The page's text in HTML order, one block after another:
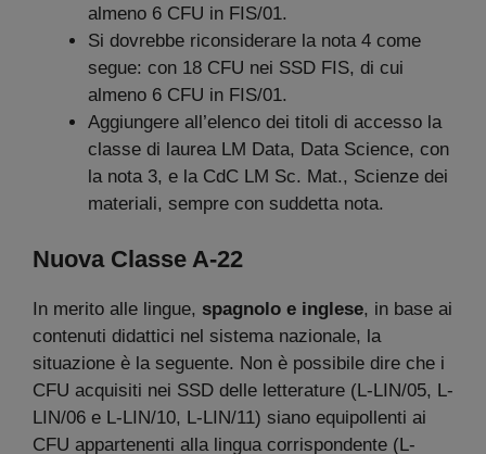
almeno 6 CFU in FIS/01.
Si dovrebbe riconsiderare la nota 4 come
segue: con 18 CFU nei SSD FIS, di cui
almeno 6 CFU in FIS/01.
Aggiungere all’elenco dei titoli di accesso la
classe di laurea LM Data, Data Science, con
la nota 3, e la CdC LM Sc. Mat., Scienze dei
materiali, sempre con suddetta nota.
Nuova Classe A-22
In merito alle lingue, spagnolo e inglese, in base ai
contenuti didattici nel sistema nazionale, la
situazione è la seguente. Non è possibile dire che i
CFU acquisiti nei SSD delle letterature (L-LIN/05, L-
LIN/06 e L-LIN/10, L-LIN/11) siano equipollenti ai
CFU appartenenti alla lingua corrispondente (L-